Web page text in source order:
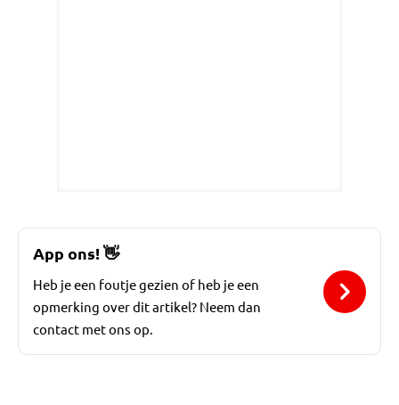
App ons!👋
Heb je een foutje gezien of heb je een
opmerking over dit artikel? Neem dan
contact met ons op.